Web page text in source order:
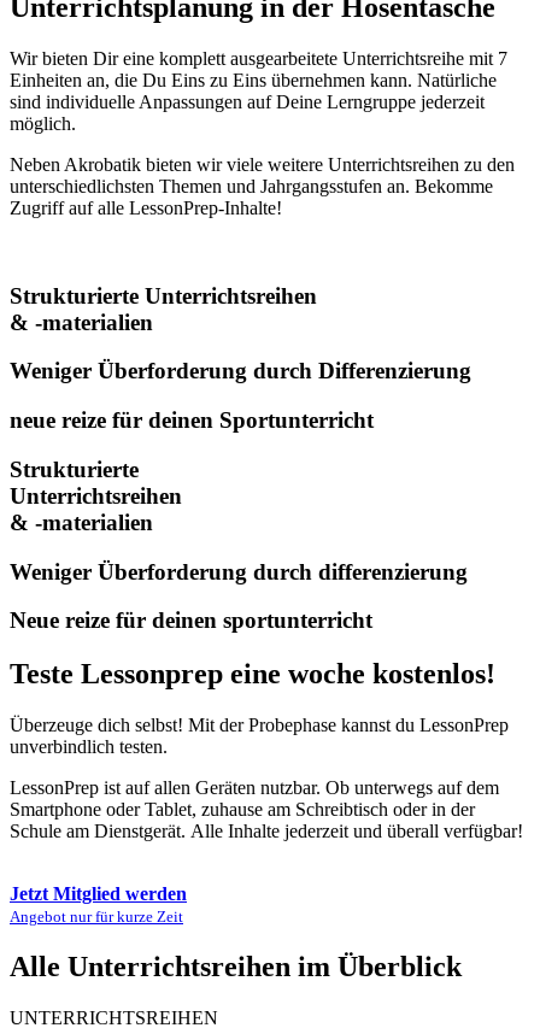
Unterrichtsplanung in der Hosentasche
Wir bieten Dir eine komplett ausgearbeitete Unterrichtsreihe mit 7
Einheiten an, die Du Eins zu Eins übernehmen kann. Natürliche
sind individuelle Anpassungen auf Deine Lerngruppe jederzeit
möglich.
Neben Akrobatik bieten wir viele weitere Unterrichtsreihen zu den
unterschiedlichsten Themen und Jahrgangsstufen an. Bekomme
Zugriff auf alle LessonPrep-Inhalte!
Strukturierte Unterrichtsreihen
& -materialien
Weniger Überforderung durch Differenzierung
neue reize für deinen Sportunterricht
Strukturierte
Unterrichtsreihen
& -materialien
Weniger Überforderung durch differenzierung
Neue reize für deinen sportunterricht
Teste Lessonprep eine woche kostenlos!
Überzeuge dich selbst! Mit der Probephase kannst du LessonPrep
unverbindlich testen.
LessonPrep ist auf allen Geräten nutzbar. Ob unterwegs auf dem
Smartphone oder Tablet, zuhause am Schreibtisch oder in der
Schule am Dienstgerät. Alle Inhalte jederzeit und überall verfügbar!
Jetzt Mitglied werden
Angebot nur für kurze Zeit
Alle Unterrichtsreihen im Überblick
UNTERRICHTSREIHEN